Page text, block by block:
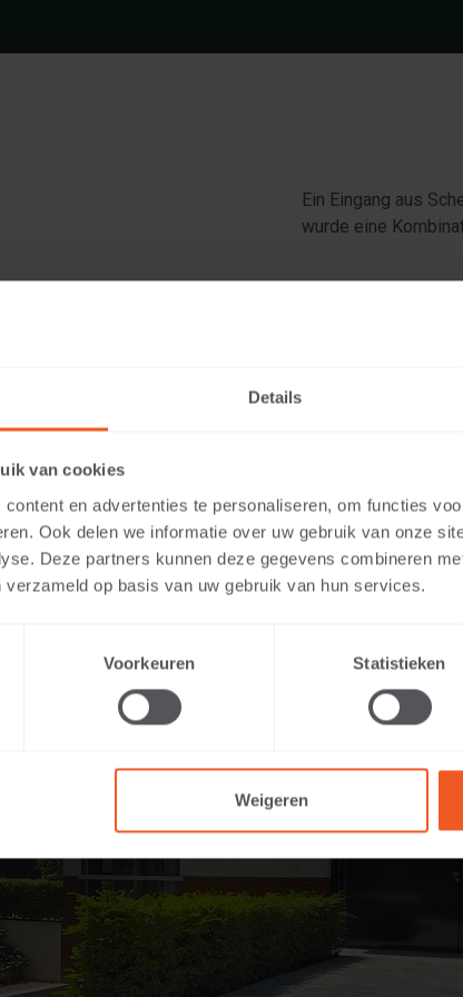
Details
van cookies
en advertenties te personaliseren, om functies
Ook delen we informatie over uw gebruik van onze
Deze partners kunnen deze gegevens combineren
op basis van uw gebruik van hun services.
Voorkeuren Statistieken
Weigeren
Ein Eingang aus
wurde eine